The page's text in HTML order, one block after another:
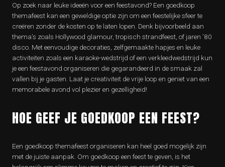
Op zoek naar leuke ideeën voor een feestavond? Een goedkoop
themafeest kan een geweldige optie zijn om een feestelijke sfeer te
creëren zonder de kosten op te laten lopen. Denk bijvoorbeeld aan
thema’s zoals Hollywood glamour, tropisch strandfeest, of jaren ’80
disco. Met eenvoudige decoraties, zelfgemaakte hapjes en leuke
activiteiten zoals een karaoke-wedstrijd of een verkleedwedstrijd kun
je een feestavond organiseren die gegarandeerd in de smaak zal
vallen bij je gasten. Laat je creativiteit de vrije loop en geniet van een
memorabele avond vol plezier en gezelligheid!
HOE GEEF JE GOEDKOOP EEN FEEST?
Een goedkoop themafeest organiseren kan heel goed mogelijk zijn
met de juiste aanpak. Om goedkoop een feest te geven, is het